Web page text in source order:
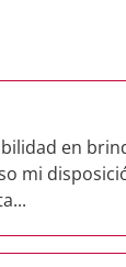
en
mi